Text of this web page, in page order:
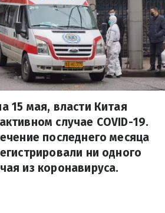
15 мая, власти Китая
случае COVID-19.
последнего месяца
ни одного
из коронавируса.